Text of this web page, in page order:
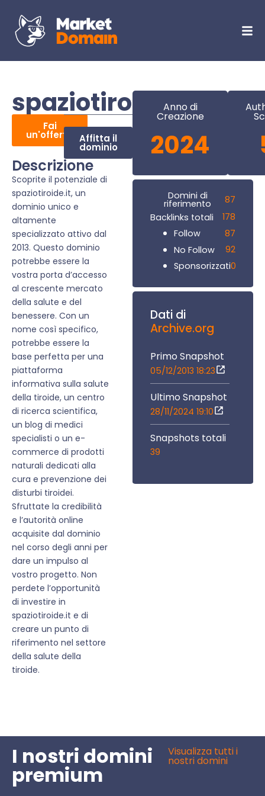
spaziotiroide.it
Fai
un'offerta Affitta il
dominio
Descrizione
Scoprite il potenziale di
spaziotiroide.it, un
dominio unico e
altamente
specializzato attivo dal
2013. Questo dominio
potrebbe essere la
vostra porta d’accesso
al crescente mercato
della salute e del
benessere. Con un
nome così specifico,
potrebbe essere la
base perfetta per una
piattaforma
informativa sulla salute
della tiroide, un centro
di ricerca scientifica,
un blog di medici
specialisti o un e-
commerce di prodotti
naturali dedicati alla
cura e prevenzione dei
disturbi tiroidei.
Sfruttate la credibilità
e l’autorità online
acquisite dal dominio
nel corso degli anni per
dare un impulso al
vostro progetto. Non
perdete l’opportunità
di investire in
spaziotiroide.it e di
creare un punto di
riferimento nel settore
della salute della
tiroide.
Anno di
Creazione
2024
Domini di
riferimento
87
Backlinks totali
178
Follow
87
No Follow
92
Sponsorizzati0
Dati di
Archive.org
Primo Snapshot
05/12/2013 18:23
Ultimo Snapshot
28/11/2024 19:10
Snapshots totali
39
I nostri domini
premium
Visualizza tutti i
nostri domini